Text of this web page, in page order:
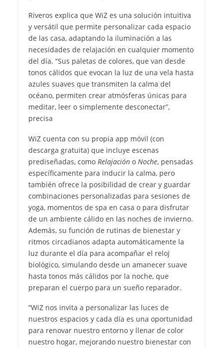
Riveros explica que WiZ es una solución intuitiva
y versátil que permite personalizar cada espacio
de las casa, adaptando la iluminación a las
necesidades de relajación en cualquier momento
del día. “Sus paletas de colores, que van desde
tonos cálidos que evocan la luz de una vela hasta
azules suaves que transmiten la calma del
océano, permiten crear atmósferas únicas para
meditar, leer o simplemente desconectar”,
precisa
WiZ cuenta con su propia app móvil (con
descarga gratuita) que incluye escenas
prediseñadas, como Relajacióno Noche, pensadas
específicamente para inducir la calma, pero
también ofrece la posibilidad de crear y guardar
combinaciones personalizadas para sesiones de
yoga, momentos de spa en casa o para disfrutar
de un ambiente cálido en las noches de invierno.
Además, su función de rutinas de bienestar y
ritmos circadianos adapta automáticamente la
luz durante el día para acompañar el reloj
biológico, simulando desde un amanecer suave
hasta tonos más cálidos por la noche, que
preparan el cuerpo para un sueño reparador.
“WiZ nos invita a personalizar las luces de
nuestros espacios y cada día es una oportunidad
para renovar nuestro entorno y llenar de color
nuestro hogar, mejorando nuestro bienestar con